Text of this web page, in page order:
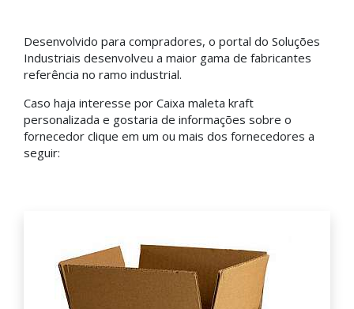
Desenvolvido para compradores, o portal do Soluções
Industriais desenvolveu a maior gama de fabricantes
referência no ramo industrial.
Caso haja interesse por Caixa maleta kraft
personalizada e gostaria de informações sobre o
fornecedor clique em um ou mais dos fornecedores a
seguir: